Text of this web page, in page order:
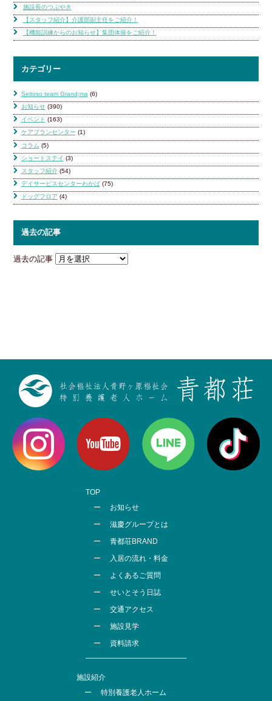
施設長のつぶやき
【スタッフ紹介】介護部副主任をご紹介！
【機能訓練からのお知らせ】集団体操をご紹介！
カテゴリー
Seitoso team Grand;ma (6)
お知らせ(390)
イベント (163)
ケアプランセンター (1)
コラム (5)
ショートステイ (3)
スタッフ紹介(54)
デイサービスセンターわかば(75)
ドッグフロア (4)
過去の記事
過去の記事
TOP
お知らせ
滋慶グループとは
青都荘BRAND
入居の流れ・料金
よくあるご質問
せいとそう日誌
交通アクセス
施設見学
資料請求
施設紹介
特別養護老人ホーム